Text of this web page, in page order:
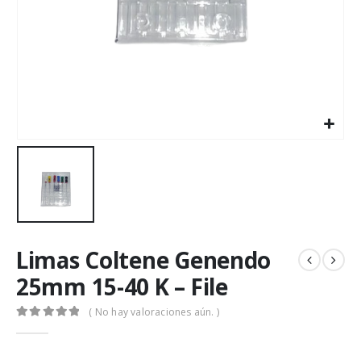
Limas Coltene Genendo
25mm 15-40 K – File
( No hay valoraciones aún. )